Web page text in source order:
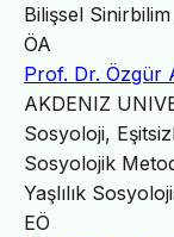
Bilişsel
ÖA
Prof. Dr. Özgür
AKDENIZ
Sosyoloji,
Sosyolojik
Yaşlılık
EÖ